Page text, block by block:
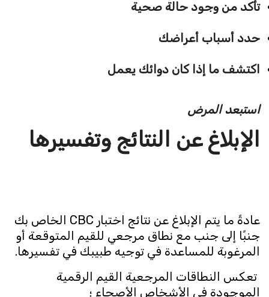
تأكد من وجود حالة صحية
حدد أسباب أعراضك
اكتشف ما إذا كان دوائك يعمل
استبعد المرض
الإبلاغ عن النتائج وتفسيرها
عادةً ما يتم الإبلاغ عن نتائج اختبار CBC الخاص بك
جنبًا إلى جنب مع نطاق مرجعي للقيم المتوقعة أو
المرغوبة للمساعدة في توجيه طبيبك في تفسيرها.
تعكس النطاقات المرجعية القيم الرقمية
الموجودة في الأشخاص الأصحاء ؛